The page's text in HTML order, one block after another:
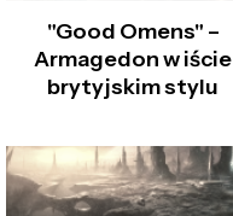
"Good Omens" –
Armagedon w iście
brytyjskim stylu